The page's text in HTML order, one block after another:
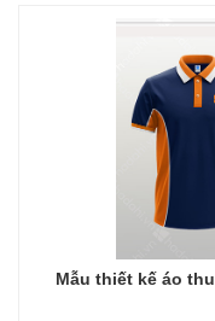
Mẫu thiết kế áo